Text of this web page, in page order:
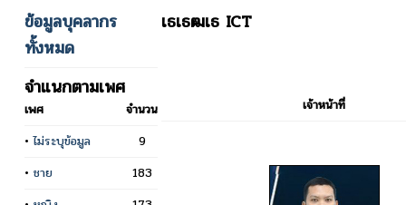
ข้อมูลบุคลากร
ทั้งหมด
จำแนกตามเพศ
เพศ
จำนวน
•ไม่ระบุข้อมูล
9
• ชาย
183
เธเธฒเธ ICT
เจ้าหน้าที่